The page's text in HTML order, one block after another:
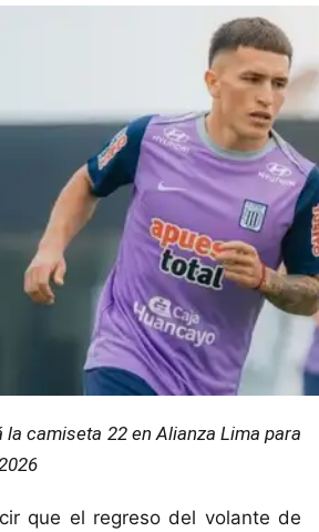
camiseta 22 en Alianza Lima para
que el regreso del volante de